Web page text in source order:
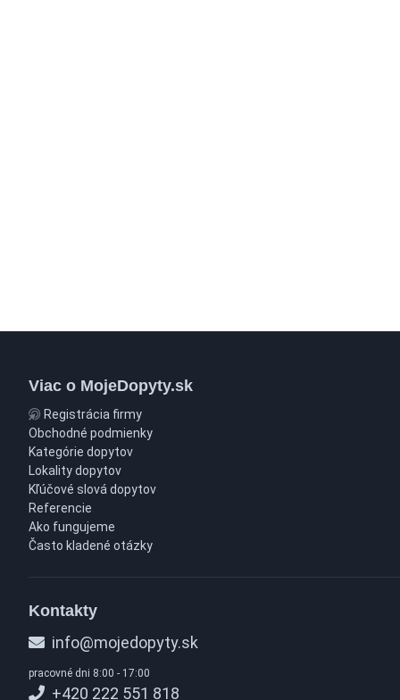
Viac o MojeDopyty.sk
Registrácia firmy
Obchodné podmienky
Kategórie dopytov
Lokality dopytov
Kľúčové slová dopytov
Referencie
Ako fungujeme
Často kladené otázky
Kontakty
info@mojedopyty.sk
pracovné dni 8:00 - 17:00
+420 222 551 818